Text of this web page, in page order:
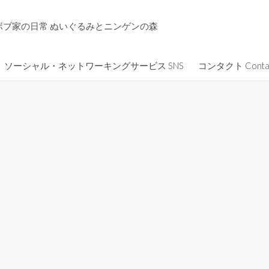
ブ家の日常 ぬいぐるみとニンゲンの森
ソーシャル・ネットワーキングサービス SNS コンタクト